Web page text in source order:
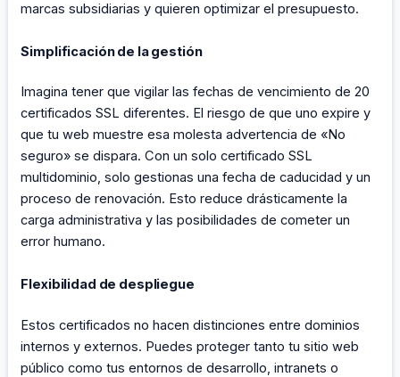
marcas subsidiarias y quieren optimizar el presupuesto.
Simplificación de la gestión
Imagina tener que vigilar las fechas de vencimiento de 20
certificados SSL diferentes. El riesgo de que uno expire y
que tu web muestre esa molesta advertencia de «No
seguro» se dispara. Con un solo certificado SSL
multidominio, solo gestionas una fecha de caducidad y un
proceso de renovación. Esto reduce drásticamente la
carga administrativa y las posibilidades de cometer un
error humano.
Flexibilidad de despliegue
Estos certificados no hacen distinciones entre dominios
internos y externos. Puedes proteger tanto tu sitio web
público como tus entornos de desarrollo, intranets o